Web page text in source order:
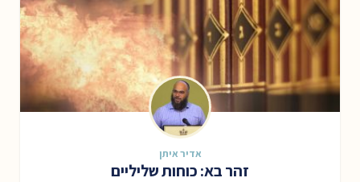
אדיר איתן
זהר בא: כוחות שליליים